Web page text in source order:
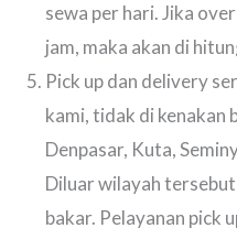
sewa per hari. Jika
jam, maka akan di
Pick up dan delivery
kami, tidak di kenakan
Denpasar, Kuta,
Diluar wilayah
bakar. Pelayanan pick